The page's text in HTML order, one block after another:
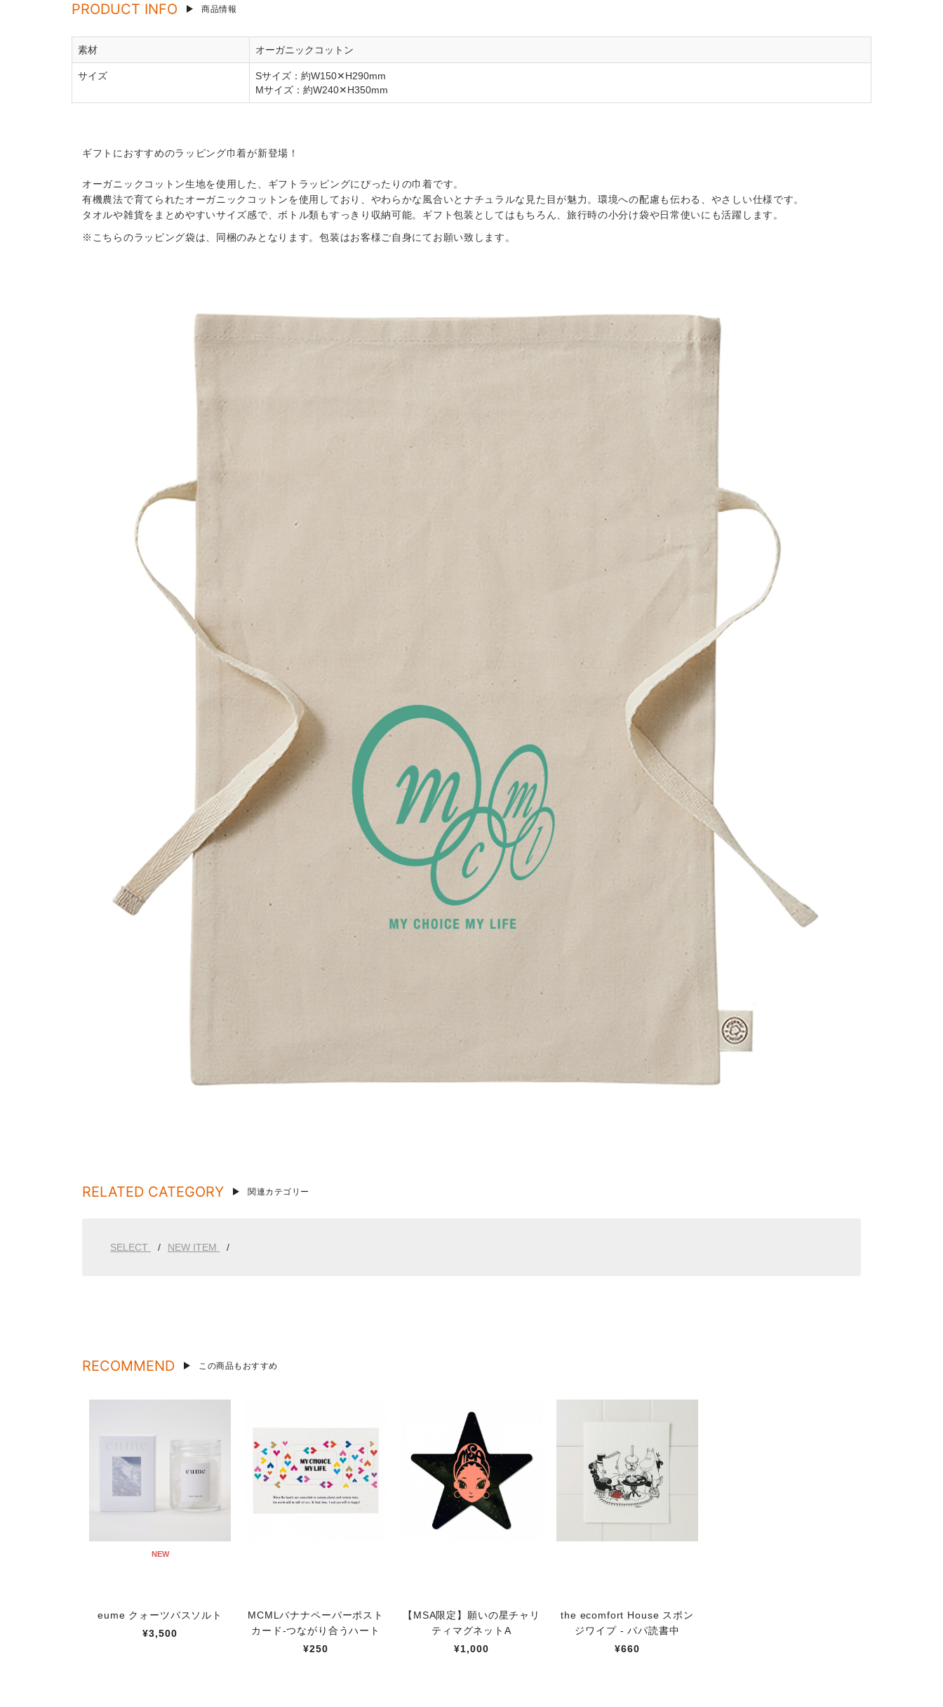
PRODUCT INFO 商品情報
素材 オーガニックコットン
サイズ
Sサイズ：約W150✕H290mm
Mサイズ：約W240✕H350mm
ギフトにおすすめのラッピング巾着が新登場！
オーガニックコットン生地を使用した、ギフトラッピングにぴったりの巾着です。
有機農法で育てられたオーガニックコットンを使用しており、やわらかな風合いとナチュラルな見た目が魅力。環境への配慮も伝わる、やさしい仕様です。
タオルや雑貨をまとめやすいサイズ感で、ボトル類もすっきり収納可能。ギフト包装としてはもちろん、旅行時の小分け袋や日常使いにも活躍します。
※こちらのラッピング袋は、同梱のみとなります。包装はお客様ご自身にてお願い致します。
RELATED CATEGORY 関連カテゴリー
SELECT NEW ITEM
RECOMMEND この商品もおすすめ
NEW
eume クォーツバスソルト
¥3,500
MCMLバナナペーパーポスト
カード-つながり合うハート
¥250
【MSA限定】願いの星チャリ
ティマグネットA
¥1,000
the ecomfort House スポン
ジワイプ - パパ読書中
¥660